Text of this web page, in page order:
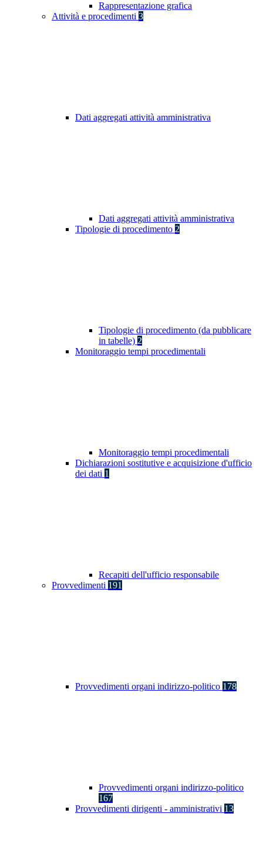
Rappresentazione grafica
Attività e procedimenti 3
Dati aggregati attività amministrativa
Dati aggregati attività amministrativa
Tipologie di procedimento 2
Tipologie di procedimento (da pubblicare
in tabelle) 2
Monitoraggio tempi procedimentali
Monitoraggio tempi procedimentali
Dichiarazioni sostitutive e acquisizione d'ufficio
dei dati 1
Recapiti dell'ufficio responsabile
Provvedimenti 191
Provvedimenti organi indirizzo-politico 178
Provvedimenti organi indirizzo-politico
167
Provvedimenti dirigenti - amministrativi 13